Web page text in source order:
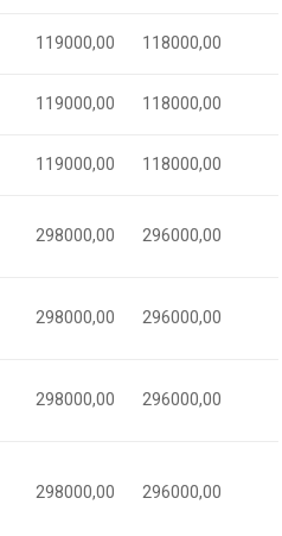
119000,00 118000,00
119000,00 118000,00
119000,00 118000,00
298000,00 296000,00
298000,00 296000,00
298000,00 296000,00
298000,00 296000,00